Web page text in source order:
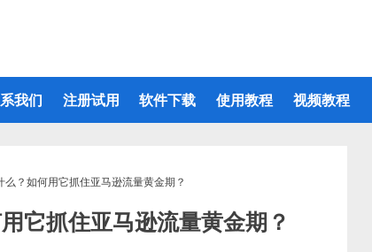
我们 注册试用 软件下载 使用教程 视频教程
么？如何用它抓住亚马逊流量黄金期？
它抓住亚马逊流量黄金期？